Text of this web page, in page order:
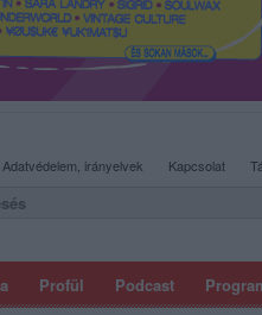
Profül Podcast
Adatvédelem, irányelvek Kapcsolat